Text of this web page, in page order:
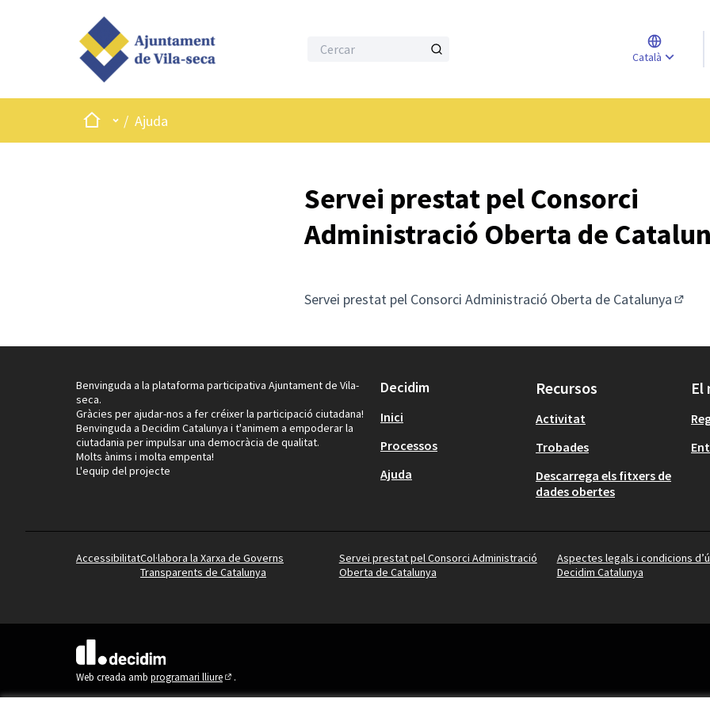
Català
Triar
Elegir
Inici Menú principal
/ Ajuda
Servei prestat pel Consorci
Administració Oberta de
Servei prestat pel Consorci Administració Oberta de Catalunya
Benvinguda a la plataforma participativa Ajuntament de Vila-
seca.
Gràcies per ajudar-nos a fer créixer la participació ciutadana!
Benvinguda a Decidim Catalunya i t'animem a empoderar la
ciutadania per impulsar una democràcia de qualitat.
Molts ànims i molta empenta!
L'equip del projecte
Decidim
Inici
Processos
Ajuda
Recursos
Activitat
Trobades
Descarrega els fitxers de
dades obertes
El
AccessibilitatCol·labora la Xarxa de Governs
Transparents de Catalunya
Servei prestat pel Consorci Administració
Oberta de Catalunya
Aspectes legals i condicions
Decidim Catalunya
(Enllaç extern)
Web creada amb programari lliure .